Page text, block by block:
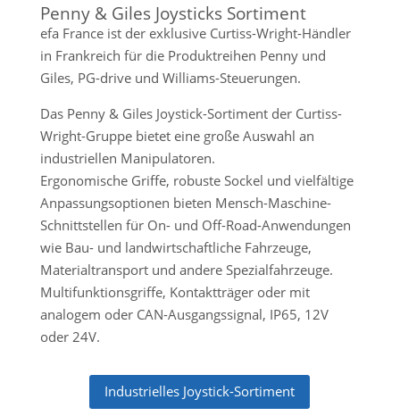
Penny & Giles Joysticks Sortiment
efa France ist der exklusive Curtiss-Wright-Händler
in Frankreich für die Produktreihen Penny und
Giles, PG-drive und Williams-Steuerungen.
Das Penny & Giles Joystick-Sortiment der Curtiss-
Wright-Gruppe bietet eine große Auswahl an
industriellen Manipulatoren.
Ergonomische Griffe, robuste Sockel und vielfältige
Anpassungsoptionen bieten Mensch-Maschine-
Schnittstellen für On- und Off-Road-Anwendungen
wie Bau- und landwirtschaftliche Fahrzeuge,
Materialtransport und andere Spezialfahrzeuge.
Multifunktionsgriffe, Kontaktträger oder mit
analogem oder CAN-Ausgangssignal, IP65, 12V
oder 24V.
Industrielles Joystick-Sortiment